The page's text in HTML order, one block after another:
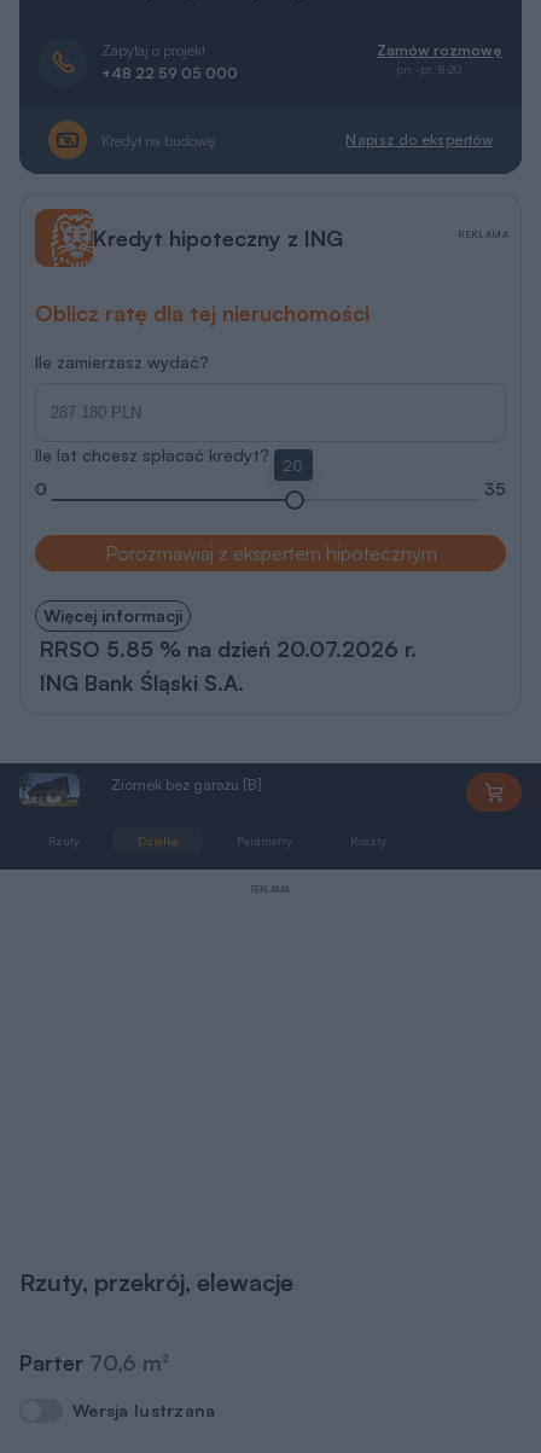
Zapytaj o projekt
+48 22 59 05 000
Zamów rozmowę
pn.-pt. 8-20
Kredyt na budowę Napisz do ekspertów
Kredyt hipoteczny z ING
Oblicz ratę dla tej nieruchomości
Ile zamierzasz wydać?
Ile lat chcesz spłacać kredyt?
0
20
35
Porozmawiaj z ekspertem hipotecznym
Więcej informacji
RRSO 5.85 % na dzień 20.07.2026 r.
ING Bank Śląski S.A.
REKLAMA
Ziomek bez garażu [B]
Rzuty Działka Parametry Koszty
REKLAMA
Rzuty, przekrój, elewacje
Parter 70,6 m2
Wersja lustrzana
Wersja lustrzana